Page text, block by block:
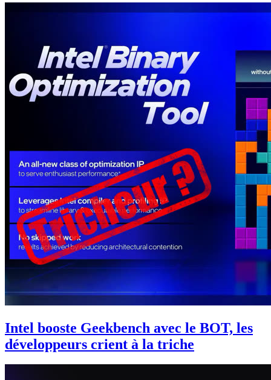
Intel booste Geekbench avec le BOT, les
développeurs crient à la triche